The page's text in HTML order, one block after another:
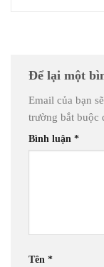
Để lại một
Email của bạn
trường bắt buộc
Bình luận *
Tên *